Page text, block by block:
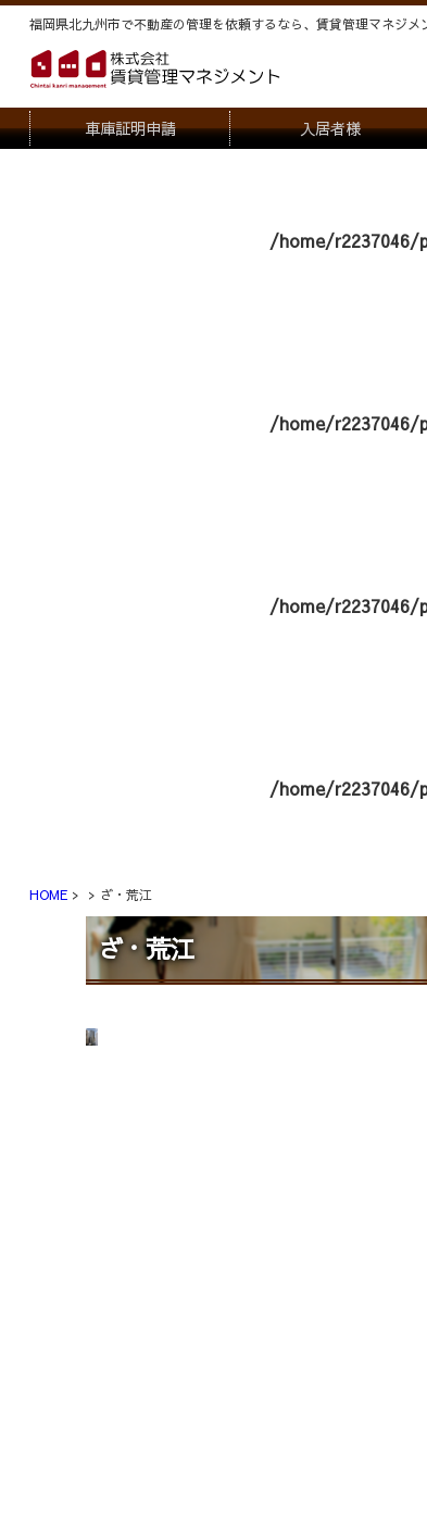
福岡県北九州市で不動産の管理を依頼するなら、賃貸管理マネジメ
車庫証明申請 入居者様
/home/r2237046/
/home/r2237046/
/home/r2237046/
/home/r2237046/
HOME ざ・荒江
ざ・荒江